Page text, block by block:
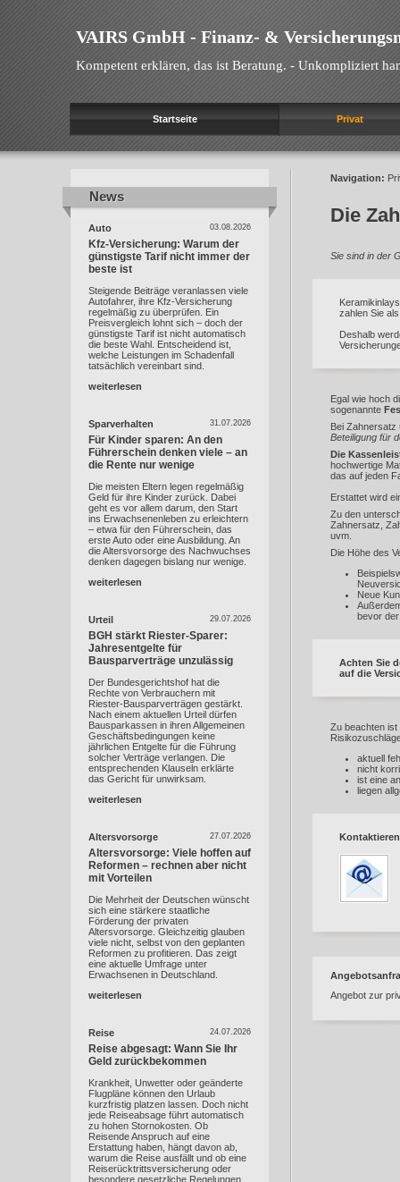
VAIRS GmbH - Finanz- &
Kompetent erklären, das ist Beratung. - Unkompliziert
Startseite Privat
News
News
03.08.2026
Auto
Kfz-Versicherung: Warum der
günstigste Tarif nicht immer der
beste ist
Steigende Beiträge veranlassen viele
Autofahrer, ihre Kfz-Versicherung
regelmäßig zu überprüfen. Ein
Preisvergleich lohnt sich – doch der
günstigste Tarif ist nicht automatisch
die beste Wahl. Entscheidend ist,
welche Leistungen im Schadenfall
tatsächlich vereinbart sind.
weiterlesen
31.07.2026
Sparverhalten
Für Kinder sparen: An den
Führerschein denken viele – an
die Rente nur wenige
Die meisten Eltern legen regelmäßig
Geld für ihre Kinder zurück. Dabei
geht es vor allem darum, den Start
ins Erwachsenenleben zu erleichtern
– etwa für den Führerschein, das
erste Auto oder eine Ausbildung. An
die Altersvorsorge des Nachwuchses
denken dagegen bislang nur wenige.
weiterlesen
29.07.2026
Urteil
BGH stärkt Riester-Sparer:
Jahresentgelte für
Bausparverträge unzulässig
Der Bundesgerichtshof hat die
Rechte von Verbrauchern mit
Riester-Bausparverträgen gestärkt.
Nach einem aktuellen Urteil dürfen
Bausparkassen in ihren Allgemeinen
Geschäftsbedingungen keine
jährlichen Entgelte für die Führung
solcher Verträge verlangen. Die
entsprechenden Klauseln erklärte
das Gericht für unwirksam.
weiterlesen
27.07.2026
Altersvorsorge
Altersvorsorge: Viele hoffen auf
Reformen – rechnen aber nicht
mit Vorteilen
Die Mehrheit der Deutschen wünscht
sich eine stärkere staatliche
Förderung der privaten
Altersvorsorge. Gleichzeitig glauben
viele nicht, selbst von den geplanten
Reformen zu profitieren. Das zeigt
eine aktuelle Umfrage unter
Erwachsenen in Deutschland.
weiterlesen
24.07.2026
Reise
Reise abgesagt: Wann Sie Ihr
Geld zurückbekommen
Krankheit, Unwetter oder geänderte
Flugpläne können den Urlaub
kurzfristig platzen lassen. Doch nicht
jede Reiseabsage führt automatisch
zu hohen Stornokosten. Ob
Reisende Anspruch auf eine
Erstattung haben, hängt davon ab,
warum die Reise ausfällt und ob eine
Reiserücktrittsversicherung oder
besondere gesetzliche Regelungen
Navigation:
Die
Sie sind in der
zahlen Sie
Deshalb
Egal wie hoch
sogenannte
Bei
Beteiligung für
Die
hochwertige
das auf jeden
Erstattet wird
Zu den
Zahnersatz,
uvm.
Die Höhe des
Neue
bevor
Achten Sie
auf die
Zu beachten ist
aktuell
nicht
ist eine
liegen
Angebot zur